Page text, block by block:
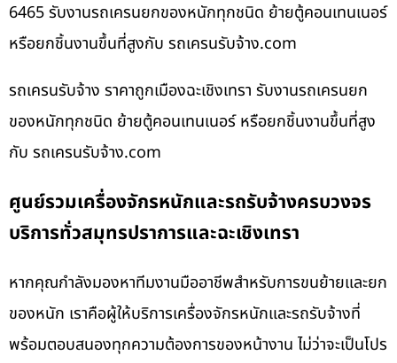
6465 รับงานรถเครนยกของหนักทุกชนิด ย้ายตู้คอนเทนเนอร์
หรือยกชิ้นงานขึ้นที่สูงกับ รถเครนรับจ้าง.com
รถเครนรับจ้าง ราคาถูกเมืองฉะเชิงเทรา รับงานรถเครนยก
ของหนักทุกชนิด ย้ายตู้คอนเทนเนอร์ หรือยกชิ้นงานขึ้นที่สูง
กับ รถเครนรับจ้าง.com
ศูนย์รวมเครื่องจักรหนักและรถรับจ้างครบวงจร
บริการทั่วสมุทรปราการและฉะเชิงเทรา
หากคุณกำลังมองหาทีมงานมืออาชีพสำหรับการขนย้ายและยก
ของหนัก เราคือผู้ให้บริการเครื่องจักรหนักและรถรับจ้างที่
พร้อมตอบสนองทุกความต้องการของหน้างาน ไม่ว่าจะเป็นโปร